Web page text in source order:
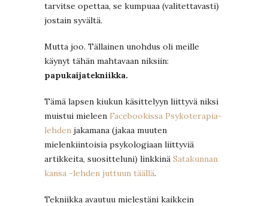
tarvitse opettaa, se kumpuaa (valitettavasti)
jostain syvältä.
Mutta joo. Tällainen unohdus oli meille
käynyt tähän mahtavaan niksiin:
papukaijatekniikka.
Tämä lapsen kiukun käsittelyyn liittyvä niksi
muistui mieleen Facebookissa Psykoterapia-
lehden jakamana (jakaa muuten
mielenkiintoisia psykologiaan liittyviä
artikkeita, suositteluni) linkkinä Satakunnan
kansa -lehden juttuun täällä.
Tekniikka avautuu mielestäni kaikkein